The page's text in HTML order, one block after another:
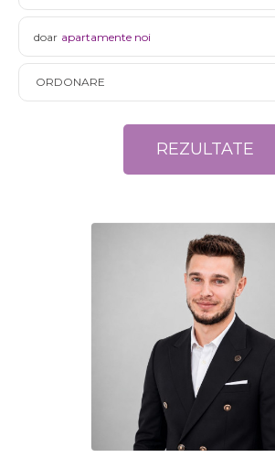
doar apartamente noi
ORDONARE